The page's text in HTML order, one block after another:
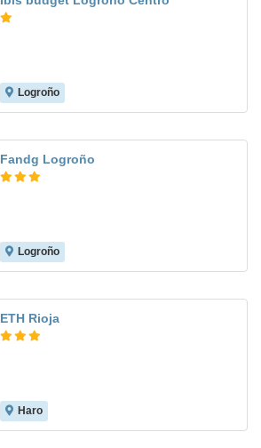
Logroño
Fandg Logroño
Logroño
ETH Rioja
Haro